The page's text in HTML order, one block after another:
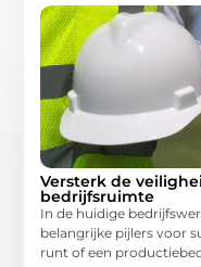
Versterk de
bedrijfsruimte
In de huidige
belangrijke pijlers voor
runt of een